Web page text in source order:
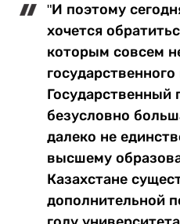
"И поэтому
хочется
которым совсем
государственного
Государственный
безусловно
далеко не
высшему
Казахстане
дополнительной